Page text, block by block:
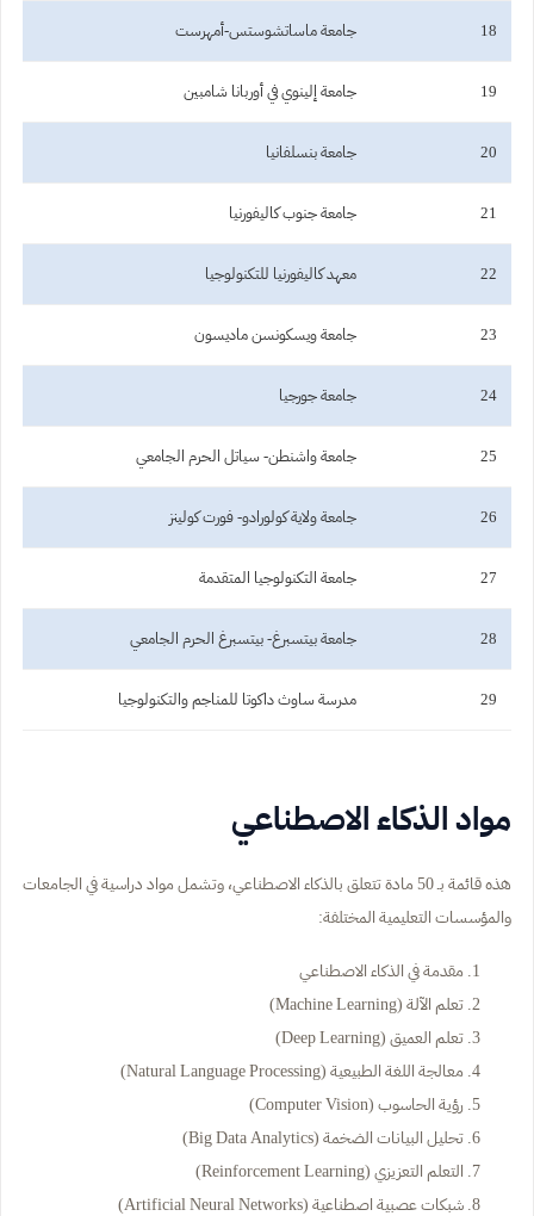
18 جامعة ماساتشوستس-أمهرست
19 جامعة إلينوي في أوربانا شامبين
20 جامعة بنسلفانيا
21 جامعة جنوب كاليفورنيا
22 معهد كاليفورنيا للتكنولوجيا
23 جامعة ويسكونسن ماديسون
24 جامعة جورجيا
25 جامعة واشنطن- سياتل الحرم الجامعي
26 جامعة ولاية كولورادو- فورت كولينز
27 جامعة التكنولوجيا المتقدمة
28 جامعة بيتسبرغ- بيتسبرغ الحرم الجامعي
29 مدرسة ساوث داكوتا للمناجم والتكنولوجيا
مواد الذكاء الاصطناعي
هذه قائمة بـ 50 مادة تتعلق بالذكاء الاصطناعي، وتشمل مواد دراسية في الجامعات
والمؤسسات التعليمية المختلفة:
مقدمة في الذكاء الاصطناعي
تعلم الآلة (Machine Learning)
تعلم العميق (Deep Learning)
معالجة اللغة الطبيعية (Natural Language Processing)
رؤية الحاسوب (Computer Vision)
تحليل البيانات الضخمة (Big Data Analytics)
التعلم التعزيزي (Reinforcement Learning)
شبكات عصبية اصطناعية (Artificial Neural Networks)